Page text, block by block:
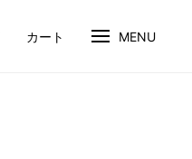
カート MENU